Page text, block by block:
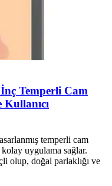
Temperli Cam
temperli cam
uygulama sağlar.
olup, doğal parlaklığı ve